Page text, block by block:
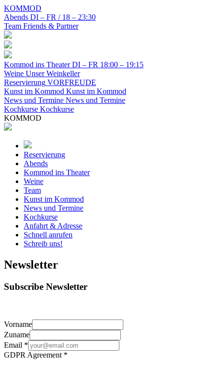
KOMMOD
Abends DI – FR / 18 – 23:30
Team Friends & Partner
Kommod ins Theater DI – FR 18:00 – 19:15
Weine Unser Weinkeller
Reservierung VORFREUDE
Kunst im Kommod Kunst im Kommod
News und Termine News und Termine
Kochkurse Kochkurse
KOMMOD
Reservierung
Abends
Kommod ins Theater
Weine
Team
Kunst im Kommod
News und Termine
Kochkurse
Anfahrt & Adresse
Schnell anrufen
Schreib uns!
Newsletter
Subscribe Newsletter
Vorname
Zuname
Email *
GDPR Agreement *